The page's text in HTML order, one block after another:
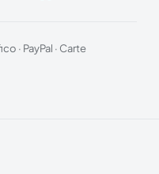
· PayPal · Carte